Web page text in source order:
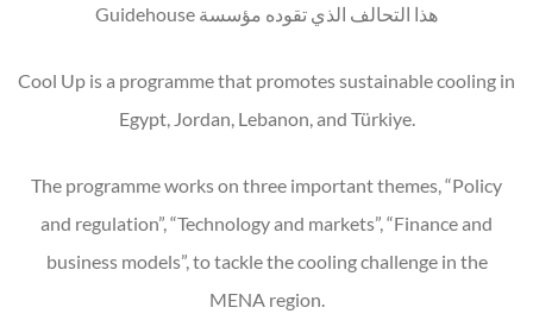
هذا التحالف الذي تقوده مؤسسة Guidehouse
Cool Up is a programme that promotes sustainable cooling in
Egypt, Jordan, Lebanon, and Türkiye.
The programme works on three important themes, “Policy
and regulation”, “Technology and markets”, “Finance and
business models”, to tackle the cooling challenge in the
MENA region.